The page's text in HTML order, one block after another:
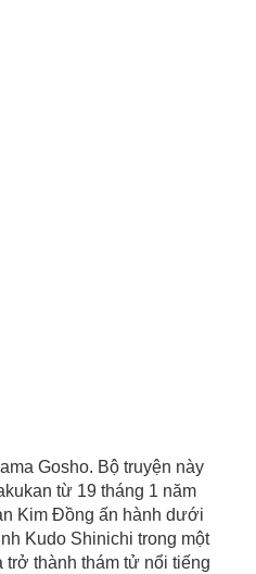
Gosho. Bộ truyện này
từ 19 tháng 1 năm
Kim Đồng ấn hành dưới
Kudo Shinichi trong một
trở thành thám tử nổi tiếng